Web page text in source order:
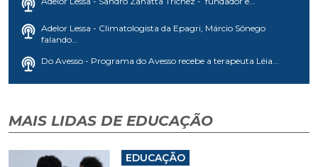
Adelor Lessa - Climatologista da Epagri, Márcio Sônego
falando...
Do Avesso - Programa do Avesso recebe a terapeuta Léia...
MAIS LIDAS DE EDUCAÇÃO
EDUCAÇÃO